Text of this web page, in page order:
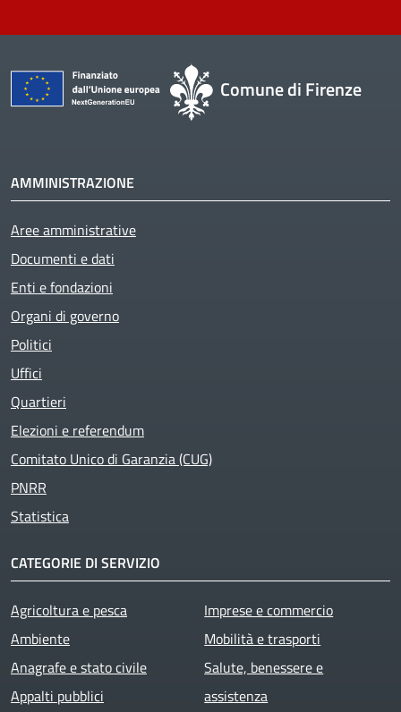
Comune di Firenze
AMMINISTRAZIONE
Aree amministrative
Documenti e dati
Enti e fondazioni
Organi di governo
Politici
Uffici
Quartieri
Elezioni e referendum
Comitato Unico di Garanzia (CUG)
PNRR
Statistica
CATEGORIE DI SERVIZIO
Agricoltura e pesca
Ambiente
Anagrafe e stato civile
Appalti pubblici
Imprese e commercio
Mobilità e trasporti
Salute, benessere e
assistenza